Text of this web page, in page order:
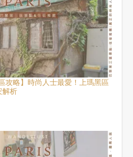
攻略】時尚人士最愛！上瑪黑區
解析